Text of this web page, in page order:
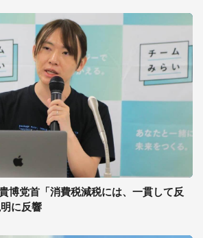
博党首「消費税減税には、一貫して反
に反響